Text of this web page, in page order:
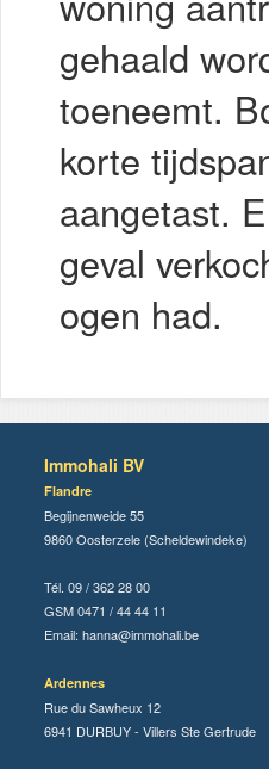
gehaald
toeneemt.
korte
aangetast.
geval
ogen had.
Immohali BV
Flandre
Begijnenweide 55
9860 Oosterzele (Scheldewindeke)
Tél. 09 / 362 28 00
GSM 0471 / 44 44 11
Email: hanna@immohali.be
Ardennes
Rue du Sawheux 12
6941 DURBUY - Villers Ste Gertrude